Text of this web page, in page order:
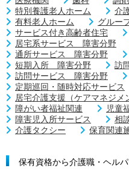
特別養護老人ホーム
介
有料老人ホーム
グルー
サービス付き高齢者住宅
居宅系サービス 障害分野
通所サービス 障害分野
短期入所 障害分野
訪
訪問サービス 障害分野
定期巡回・随時対応サービス
居宅介護支援（ケアマネジメ
障がい者福祉関連
児童
障害児入所サービス
相
介護タクシー
保育関連
保有資格から介護職・ヘル